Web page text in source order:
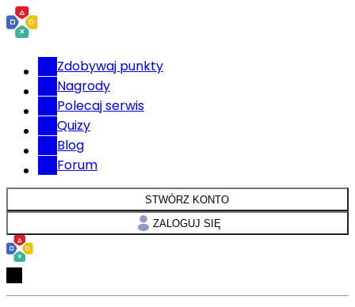
Zdobywaj punkty
Nagrody
Polecaj serwis
Quizy
Blog
Forum
STWÓRZ KONTO
ZALOGUJ SIĘ